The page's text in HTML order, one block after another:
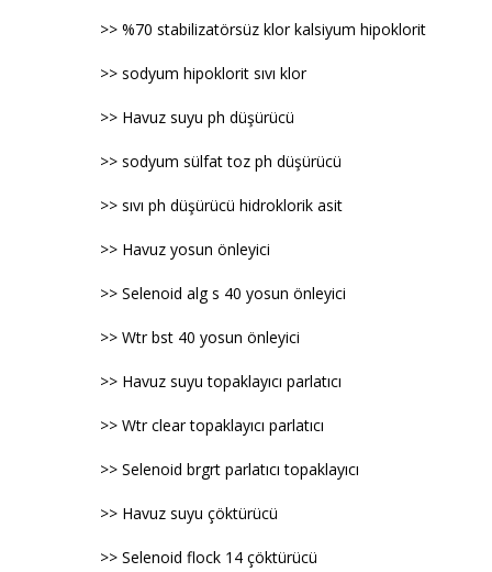
>> %70 stabilizatörsüz klor kalsiyum hipoklorit
>> sodyum hipoklorit sıvı klor
>> Havuz suyu ph düşürücü
>> sodyum sülfat toz ph düşürücü
>> sıvı ph düşürücü hidroklorik asit
>> Havuz yosun önleyici
>> Selenoid alg s 40 yosun önleyici
>> Wtr bst 40 yosun önleyici
>> Havuz suyu topaklayıcı parlatıcı
>> Wtr clear topaklayıcı parlatıcı
>> Selenoid brgrt parlatıcı topaklayıcı
>> Havuz suyu çöktürücü
>> Selenoid flock 14 çöktürücü